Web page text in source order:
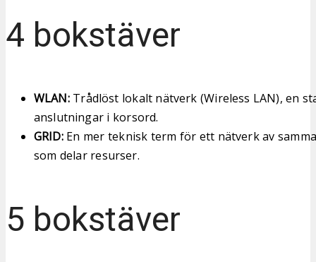
4 bokstäver
WLAN:Trådlöst lokalt nätverk (Wireless LAN), en
anslutningar i korsord.
GRID:En mer teknisk term för ett nätverk av
som delar resurser.
5 bokstäver